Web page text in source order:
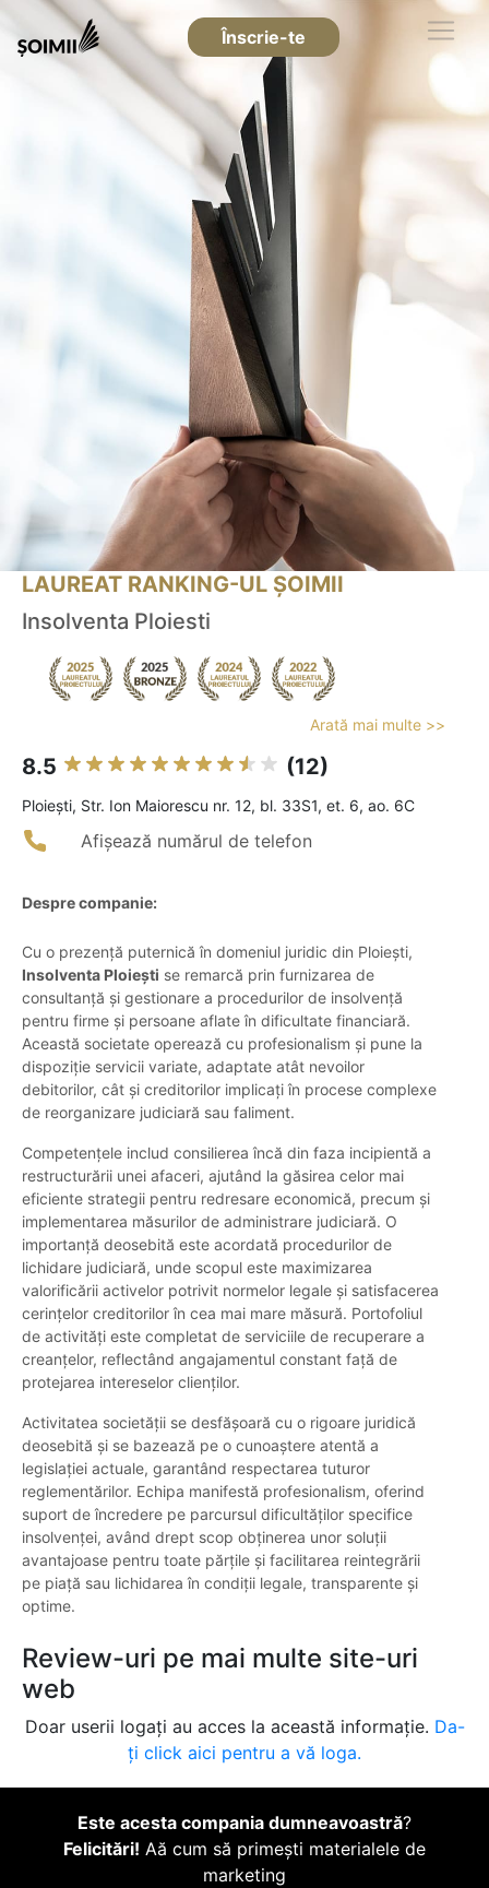
Înscrie-te
LAUREAT RANKING-UL ȘOIMII
Insolventa Ploiesti
Arată mai multe >>
8.5 (12)
Ploieşti, Str. Ion Maiorescu nr. 12, bl. 33S1, et. 6, ao. 6C
Afișează numărul de telefon
Despre companie:
Cu o prezență puternică în domeniul juridic din Ploiești,
Insolventa Ploiești se remarcă prin furnizarea de
consultanță și gestionare a procedurilor de insolvență
pentru firme și persoane aflate în dificultate financiară.
Această societate operează cu profesionalism și pune la
dispoziție servicii variate, adaptate atât nevoilor
debitorilor, cât și creditorilor implicați în procese complexe
de reorganizare judiciară sau faliment.
Competențele includ consilierea încă din faza incipientă a
restructurării unei afaceri, ajutând la găsirea celor mai
eficiente strategii pentru redresare economică, precum și
implementarea măsurilor de administrare judiciară. O
importanță deosebită este acordată procedurilor de
lichidare judiciară, unde scopul este maximizarea
valorificării activelor potrivit normelor legale și satisfacerea
cerințelor creditorilor în cea mai mare măsură. Portofoliul
de activități este completat de serviciile de recuperare a
creanțelor, reflectând angajamentul constant față de
protejarea intereselor clienților.
Activitatea societății se desfășoară cu o rigoare juridică
deosebită și se bazează pe o cunoaștere atentă a
legislației actuale, garantând respectarea tuturor
reglementărilor. Echipa manifestă profesionalism, oferind
suport de încredere pe parcursul dificultăților specifice
insolvenței, având drept scop obținerea unor soluții
avantajoase pentru toate părțile și facilitarea reintegrării
pe piață sau lichidarea în condiții legale, transparente și
optime.
Review-uri pe mai multe site-uri
web
Doar userii logați au acces la această informație. Da-
ți click aici pentru a vă loga.
Este acesta compania dumneavoastră?
Felicitări! Aă cum să primești materialele de
marketing